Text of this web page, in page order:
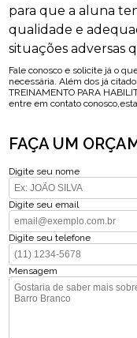
para que a aluna
qualidade e
situações adversas
Fale conosco e solicite já o
necessária. Além dos já
TREINAMENTO PARA
entre em contato
FAÇA UM
Digite seu nome
Digite seu email
Digite seu telefone
Mensagem